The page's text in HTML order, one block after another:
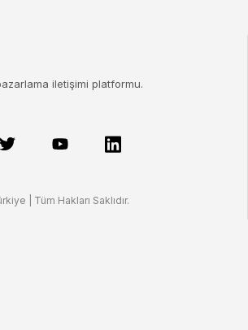
iletişimi platformu.
| Tüm Hakları Saklıdır.